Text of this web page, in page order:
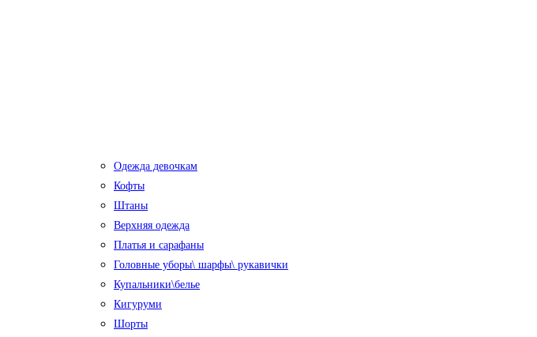
Одежда девочкам
Кофты
Штаны
Верхняя одежда
Платья и сарафаны
Головные уборы\ шарфы\ рукавички
Купальники\белье
Кигуруми
Шорты